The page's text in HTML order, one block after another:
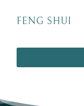
FENG SHUI